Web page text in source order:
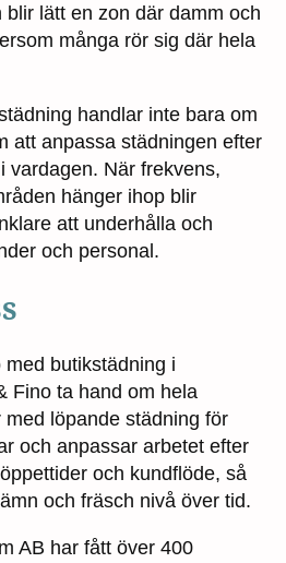
lätt en zon där damm och
många rör sig där hela
handlar inte bara om
att anpassa städningen efter
vardagen. När frekvens,
hänger ihop blir
att underhålla och
och personal.
butikstädning i
Fino ta hand om hela
löpande städning för
och anpassar arbetet efter
och kundflöde, så
och fräsch nivå över tid.
AB har fått över 400